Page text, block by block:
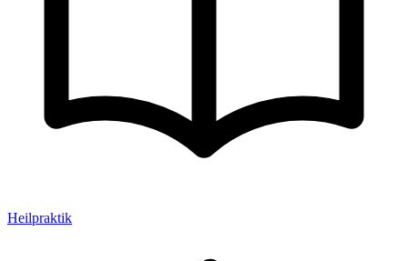
Heilpraktik